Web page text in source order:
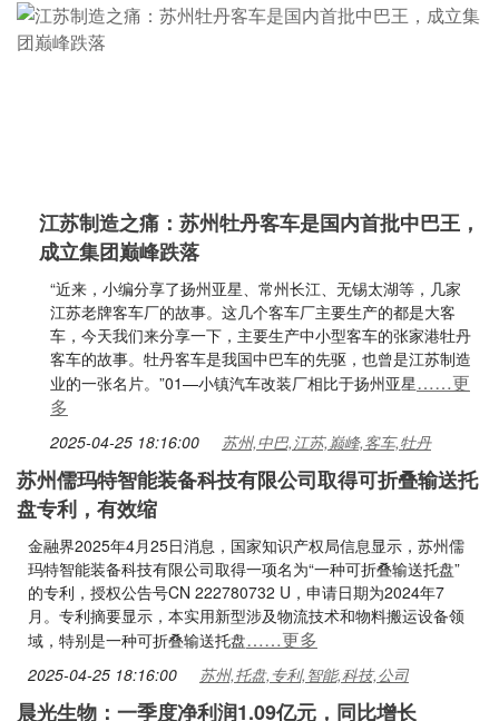
江苏制造之痛：苏州牡丹客车是国内首批中巴王，
成立集团巅峰跌落
“近来，小编分享了扬州亚星、常州长江、无锡太湖等，几家
江苏老牌客车厂的故事。这几个客车厂主要生产的都是大客
车，今天我们来分享一下，主要生产中小型客车的张家港牡丹
客车的故事。牡丹客车是我国中巴车的先驱，也曾是江苏制造
业的一张名片。”01—小镇汽车改装厂相比于扬州亚星……更
多
2025-04-25 18:16:00 苏州,中巴,江苏,巅峰,客车,牡丹
苏州儒玛特智能装备科技有限公司取得可折叠输送托
盘专利，有效缩
金融界2025年4月25日消息，国家知识产权局信息显示，苏州儒
玛特智能装备科技有限公司取得一项名为“一种可折叠输送托盘”
的专利，授权公告号CN 222780732 U，申请日期为2024年7
月。专利摘要显示，本实用新型涉及物流技术和物料搬运设备领
域，特别是一种可折叠输送托盘……更多
2025-04-25 18:16:00 苏州,托盘,专利,智能,科技,公司
晨光生物：一季度净利润1.09亿元，同比增长